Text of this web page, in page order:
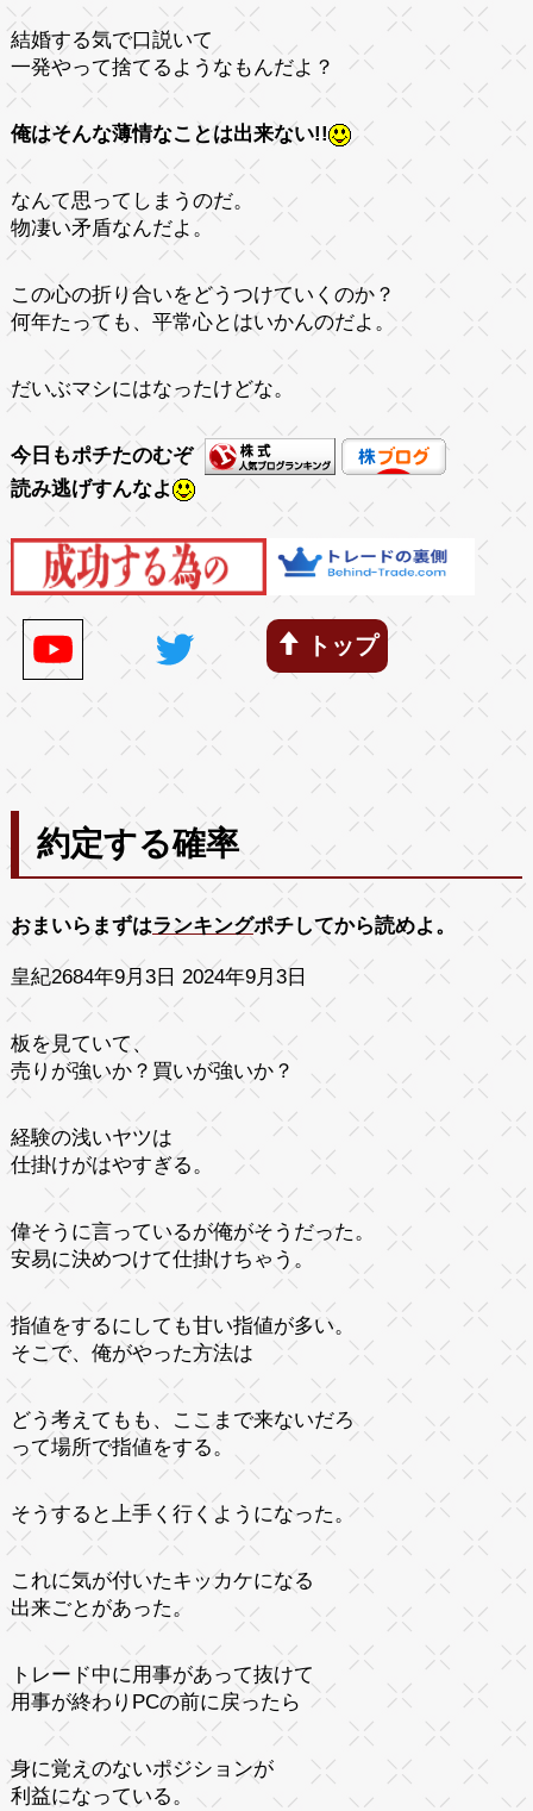
結婚する気で口説いて
一発やって捨てるようなもんだよ？
俺はそんな薄情なことは出来ない!!
なんて思ってしまうのだ。
物凄い矛盾なんだよ。
この心の折り合いをどうつけていくのか？
何年たっても、平常心とはいかんのだよ。
だいぶマシにはなったけどな。
今日もポチたのむぞ
読み逃げすんなよ
トップ
約定する確率
おまいらまずはランキングポチしてから読めよ。
皇紀2684年9月3日 2024年9月3日
板を見ていて、
売りが強いか？買いが強いか？
経験の浅いヤツは
仕掛けがはやすぎる。
偉そうに言っているが俺がそうだった。
安易に決めつけて仕掛けちゃう。
指値をするにしても甘い指値が多い。
そこで、俺がやった方法は
どう考えてもも、ここまで来ないだろ
って場所で指値をする。
そうすると上手く行くようになった。
これに気が付いたキッカケになる
出来ごとがあった。
トレード中に用事があって抜けて
用事が終わりPCの前に戻ったら
身に覚えのないポジションが
利益になっている。